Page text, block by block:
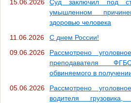
15.06.2026
Суд заключил под
умышленном
здоровью человека
11.06.2026
С днем России!
09.06.2026
Рассмотрено
преподавателя
обвиняемого в
05.06.2026
Рассмотрено
водителя